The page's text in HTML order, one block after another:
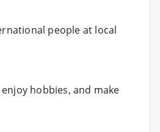
people at local
enjoy hobbies, and make